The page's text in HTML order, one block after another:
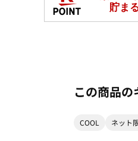
この商品の
COOL ネット